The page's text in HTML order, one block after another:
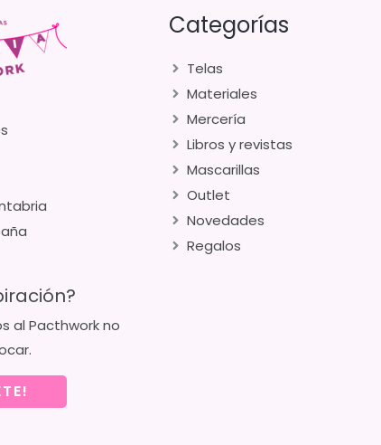
al Pacthwork no
Categorías
Telas
Materiales
Mercería
Libros y revistas
Mascarillas
Outlet
Novedades
Regalos